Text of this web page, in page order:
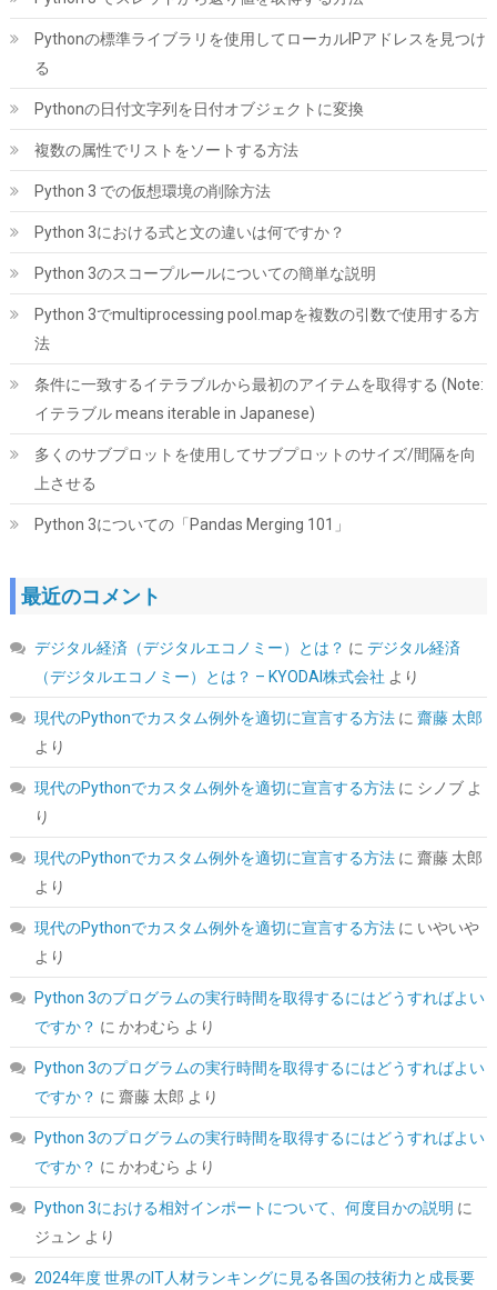
はこちら)
MSI MAG A850GL PCIE5 PC電源ユニット 850W ATX3.1/PCIe 5.1
対応 80PLUS GOLD認証 フルモジュラー 7年保証 PS1327
( 543229) GBP 68.87 (2026-08-07 04:03 GMT +09:00 時点 -詳細は
こちら
Tuloka 4個ヒートシンク 導熱接着シート4pcs付き 熱暴走対策 冷
却ラジエーターフィンCPU ICチップ 回路基板 LEDアンプに適用
( 5422382 ) GBP 3.61 (2026-08-07 04:03 GMT +09:00 時点 - 詳細は
こちら)
UGREEN 2.5 インチ HDD/SSD ケース 5Gbps 6TB容量 USB3.0
SATA3.0 高速ハードディスクケース | USB A-Micro B/9.5mm以下
まで対応/自動スリープ/UASP 対応/TRIM&S.M.A.R.T.機能を搭載/
インジケーターで状態が一目/工具不要/コンパク
ト/MacOS/Windows//Linux PS4Pro/PS3対応
(54231359) GBP 5.78 (2026-08-07 04:03 GMT +09:00 時点 -詳細は
こちら)
Pythonの標準ライブラリを使用してローカルIPアドレスを見つけ
る
Pythonの日付文字列を日付オブジェクトに変換
複数の属性でリストをソートする方法
Python 3 での仮想環境の削除方法
Python 3における式と文の違いは何ですか？
Python 3のスコープルールについての簡単な説明
Python 3でmultiprocessing pool.mapを複数の引数で使用する方
法
条件に一致するイテラブルから最初のアイテムを取得する (Note:
イテラブル means iterable in Japanese)
多くのサブプロットを使用してサブプロットのサイズ/間隔を向
上させる
Python 3についての「Pandas Merging 101」
最近のコメント
デジタル経済（デジタルエコノミー）とは？ に デジタル経済
（デジタルエコノミー）とは？ – KYODAI株式会社 より
現代のPythonでカスタム例外を適切に宣言する方法に 齋藤 太郎
より
現代のPythonでカスタム例外を適切に宣言する方法に シノブよ
り
現代のPythonでカスタム例外を適切に宣言する方法に 齋藤 太郎
より
現代のPythonでカスタム例外を適切に宣言する方法に いやいや
より
Python 3のプログラムの実行時間を取得するにはどうすればよい
ですか？ に かわむら より
Python 3のプログラムの実行時間を取得するにはどうすればよい
ですか？ に 齋藤 太郎 より
Python 3のプログラムの実行時間を取得するにはどうすればよい
ですか？ に かわむら より
Python 3における相対インポートについて、何度目かの説明 に
ジュン より
2024年度 世界のIT人材ランキングに見る各国の技術力と成長要